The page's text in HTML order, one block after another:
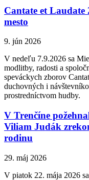
Cantate et Laudate
mesto
9. jún 2026
V nedeľu 7.9.2026 sa
modlitby, radosti a
speváckych zborov
duchovných i
prostredníctvom hudby.
V Trenčíne
Viliam Judák
rodinu
29. máj 2026
V piatok 22. mája 2026